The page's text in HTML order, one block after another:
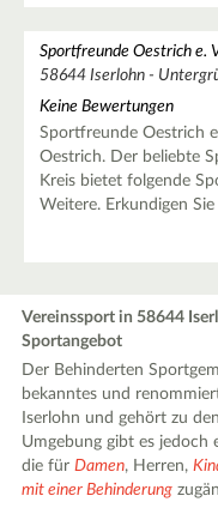
Sportfreunde Oestrich e.
58644 Iserlohn -
Keine Bewertungen
Sportfreunde Oestrich
Oestrich. Der beliebte
Kreis bietet folgende
Weitere. Erkundigen
Vereinssport in 58644
Sportangebot
Der Behinderten
bekanntes und
Iserlohn und gehört zu
Umgebung gibt es jedoch
die fürDamen, Herren,
mit einer Behinderung